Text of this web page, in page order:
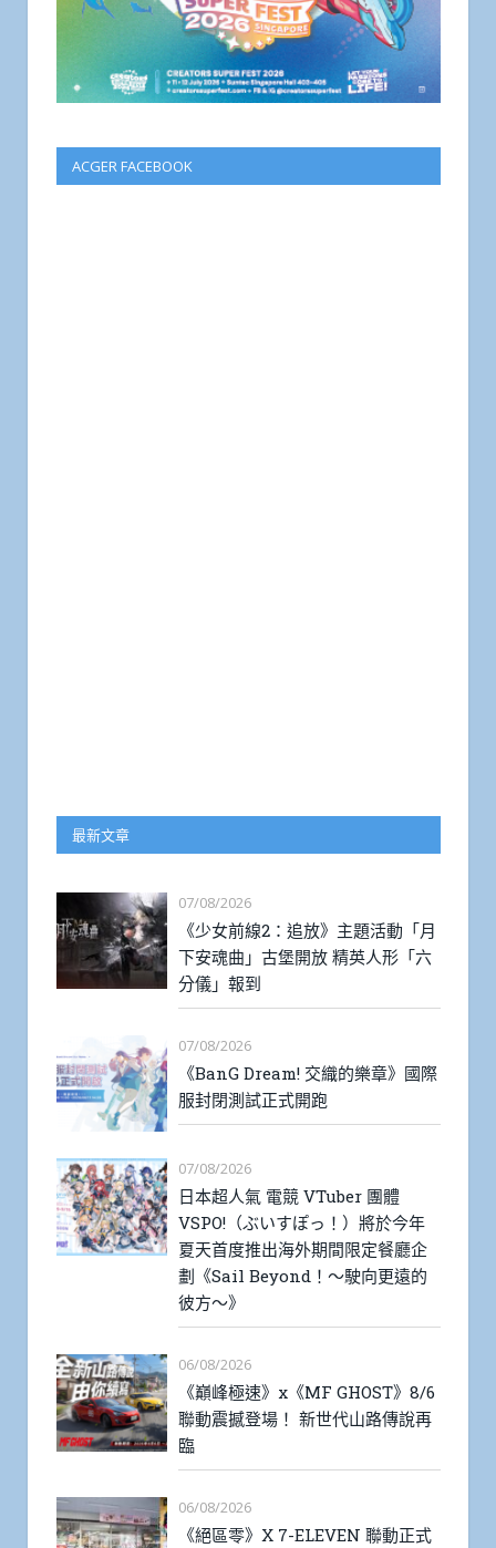
ACGER FACEBOOK
最新文章
07/08/2026
《少女前線2：追放》主題活動「月
下安魂曲」古堡開放 精英人形「六
分儀」報到
07/08/2026
《BanG Dream! 交織的樂章》國際
服封閉測試正式開跑
07/08/2026
日本超人氣 電競 VTuber 團體
VSPO!（ぶいすぽっ！）將於今年
夏天首度推出海外期間限定餐廳企
劃《Sail Beyond！～駛向更遠的
彼方～》
06/08/2026
《巔峰極速》x《MF GHOST》8/6
聯動震撼登場！ 新世代山路傳說再
臨
06/08/2026
《絕區零》X 7-ELEVEN 聯動正式